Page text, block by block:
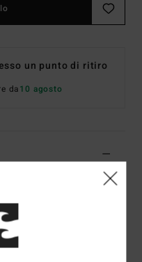
un punto di ritiro
da10 agosto